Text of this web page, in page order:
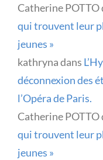
Catherine POTTO
qui trouvent leur
jeunes »
kathrynadans
déconnexion des
l’Opéra de Paris.
Catherine POTTO
qui trouvent leur
jeunes »